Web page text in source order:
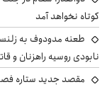
کوتاه نخواهد آمد
طعنه مدودوف به
نابودی روسیه راهزنان و
مقصد جدید ستاره